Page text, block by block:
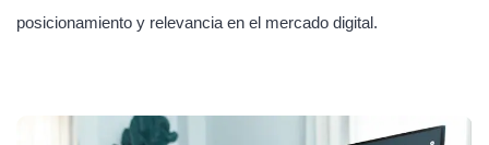
posicionamiento y relevancia en el mercado digital.